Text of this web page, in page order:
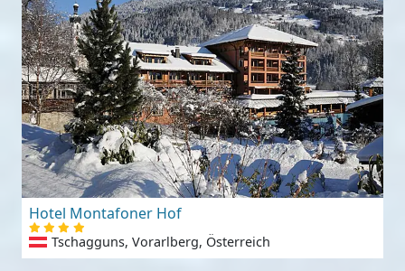
Hotel Montafoner Hof
Tschagguns, Vorarlberg, Österreich